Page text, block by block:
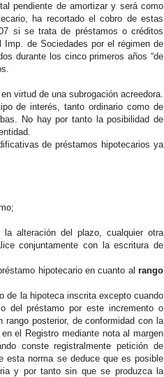
pendiente de amortizar y será como
ha recortado el cobro de estas
si se trata de préstamos o créditos
de Sociedades por el régimen de
durante los cinco primeros años “de
virtud de una subrogación acreedora.
de interés, tanto ordinario como de
No hay por tanto la posibilidad de
de préstamos hipotecarios ya
alteración del plazo, cualquier otra
conjuntamente con la escritura de
hipotecario en cuanto al rango
de la hipoteca inscrita excepto cuando
del préstamo por este incremento o
posterior, de conformidad con la
el Registro mediante nota al margen
conste registralmente petición de
esta norma se deduce que es posible
y por tanto sin que se produzca la